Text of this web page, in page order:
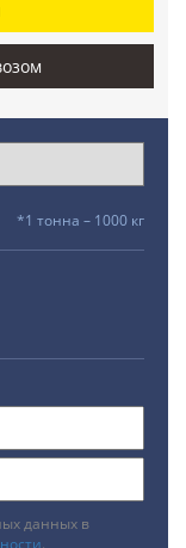
*1 тонна – 1000 кг
данных в
.